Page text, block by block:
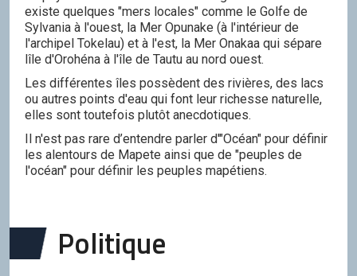
existe quelques "mers locales" comme le Golfe de
Sylvania à l'ouest, la Mer Opunake (à l'intérieur de
l'archipel Tokelau) et à l'est, la Mer Onakaa qui sépare
lîle d'Orohéna à l'île de Tautu au nord ouest.
Les différentes îles possèdent des rivières, des lacs
ou autres points d'eau qui font leur richesse naturelle,
elles sont toutefois plutôt anecdotiques.
Il n'est pas rare d’entendre parler d'"Océan" pour définir
les alentours de Mapete ainsi que de "peuples de
l'océan" pour définir les peuples mapétiens.
Politique